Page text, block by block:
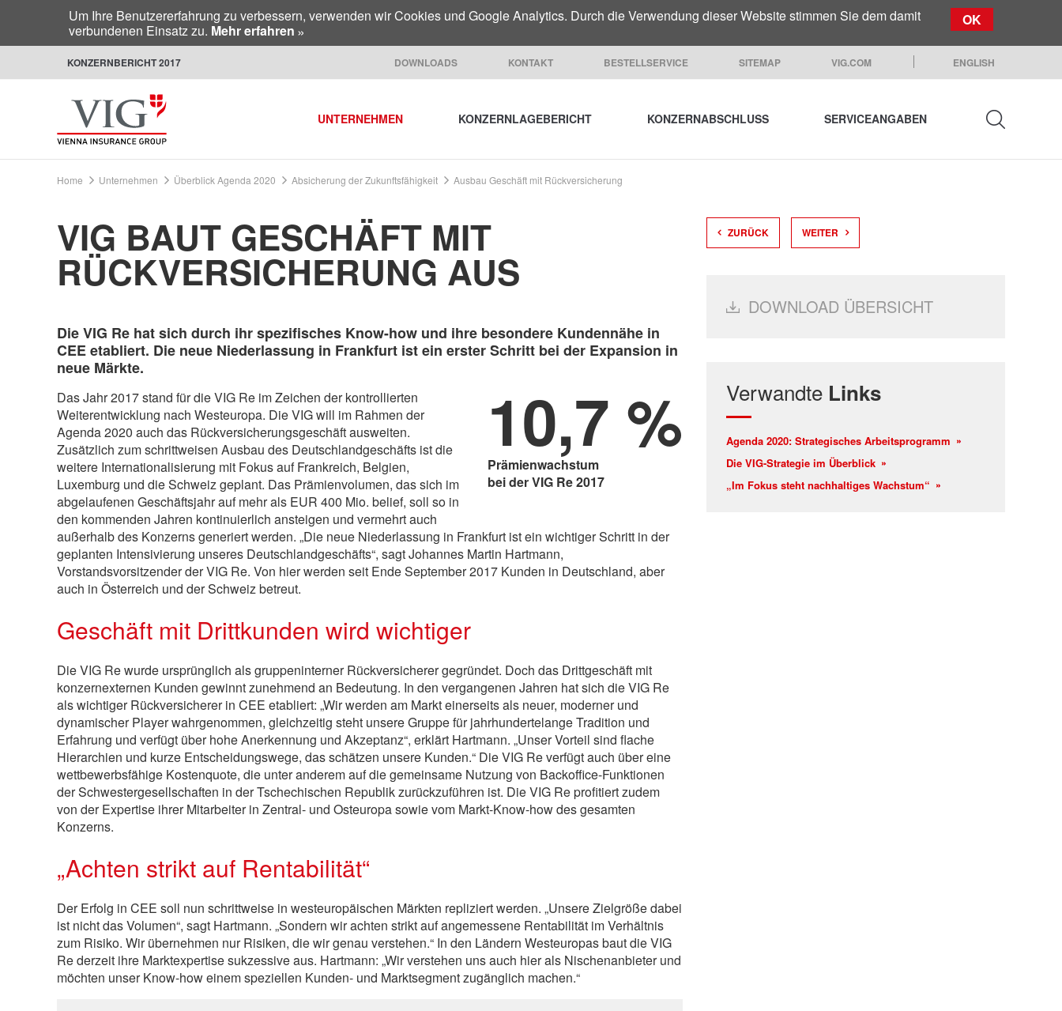
Um Ihre Benutzererfahrung zu verbessern, verwenden wir Cookies und Google Analytics. Durch die Verwendung dieser Website stimmen Sie dem damit
verbundenen Einsatz zu. Mehr erfahren
OK
KONZERNBERICHT 2017 DOWNLOADS KONTAKT BESTELLSERVICE SITEMAP VIG.COM ENGLISH
UNTERNEHMEN KONZERNLAGEBERICHT KONZERNABSCHLUSS SERVICEANGABEN
Home Unternehmen Überblick Agenda 2020 Absicherung der Zukunftsfähigkeit Ausbau Geschäft mit Rückversicherung
VIG BAUT GESCHÄFT MIT
RÜCKVERSICHERUNG AUS
Die VIG Re hat sich durch ihr spezifisches Know-how und ihre besondere Kundennähe in
CEE etabliert. Die neue Niederlassung in Frankfurt ist ein erster Schritt bei der Expansion in
neue Märkte.
10,7 %
Prämienwachstum
bei der VIG Re 2017
Das Jahr 2017 stand für die VIG Re im Zeichen der kontrollierten
Weiterentwicklung nach Westeuropa. Die VIG will im Rahmen der
Agenda 2020 auch das Rückversicherungsgeschäft ausweiten.
Zusätzlich zum schrittweisen Ausbau des Deutschlandgeschäfts ist die
weitere Internationalisierung mit Fokus auf Frankreich, Belgien,
Luxemburg und die Schweiz geplant. Das Prämienvolumen, das sich im
abgelaufenen Geschäftsjahr auf mehr als EUR 400 Mio. belief, soll so in
den kommenden Jahren kontinuierlich ansteigen und vermehrt auch
außerhalb des Konzerns generiert werden. „Die neue Niederlassung in Frankfurt ist ein wichtiger Schritt in der
geplanten Intensivierung unseres Deutschlandgeschäfts“, sagt Johannes Martin Hartmann,
Vorstandsvorsitzender der VIG Re. Von hier werden seit Ende September 2017 Kunden in Deutschland, aber
auch in Österreich und der Schweiz betreut.
Geschäft mit Drittkunden wird wichtiger
Die VIG Re wurde ursprünglich als gruppeninterner Rückversicherer gegründet. Doch das Drittgeschäft mit
konzernexternen Kunden gewinnt zunehmend an Bedeutung. In den vergangenen Jahren hat sich die VIG Re
als wichtiger Rückversicherer in CEE etabliert: „Wir werden am Markt einerseits als neuer, moderner und
dynamischer Player wahrgenommen, gleichzeitig steht unsere Gruppe für jahrhundertelange Tradition und
Erfahrung und verfügt über hohe Anerkennung und Akzeptanz“, erklärt Hartmann. „Unser Vorteil sind flache
Hierarchien und kurze Entscheidungswege, das schätzen unsere Kunden.“ Die VIG Re verfügt auch über eine
wettbewerbsfähige Kostenquote, die unter anderem auf die gemeinsame Nutzung von Backoffice-Funktionen
der Schwestergesellschaften in der Tschechischen Republik zurückzuführen ist. Die VIG Re profitiert zudem
von der Expertise ihrer Mitarbeiter in Zentral- und Osteuropa sowie vom Markt-Know-how des gesamten
Konzerns.
„Achten strikt auf Rentabilität“
Der Erfolg in CEE soll nun schrittweise in westeuropäischen Märkten repliziert werden. „Unsere Zielgröße dabei
ist nicht das Volumen“, sagt Hartmann. „Sondern wir achten strikt auf angemessene Rentabilität im Verhältnis
zum Risiko. Wir übernehmen nur Risiken, die wir genau verstehen.“ In den Ländern Westeuropas baut die VIG
Re derzeit ihre Marktexpertise sukzessive aus. Hartmann: „Wir verstehen uns auch hier als Nischenanbieter und
möchten unser Know-how einem speziellen Kunden- und Marktsegment zugänglich machen.“
ZURÜCK WEITER
DOWNLOAD ÜBERSICHT
Verwandte Links
Agenda 2020: Strategisches Arbeitsprogramm
Die VIG-Strategie im Überblick
„Im Fokus steht nachhaltiges Wachstum“